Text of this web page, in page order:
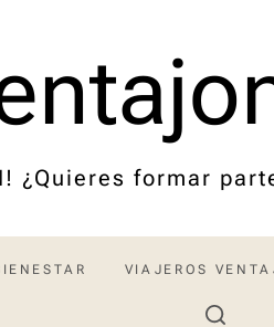
¿Quieres formar
VIAJEROS